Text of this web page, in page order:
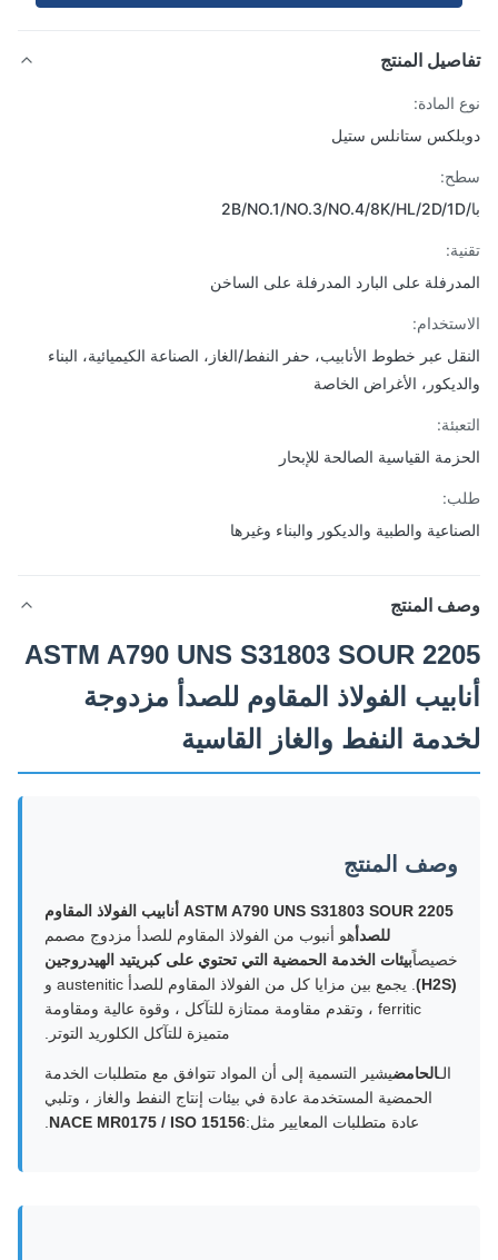
المنتج
المادة:
ستانلس ستيل
على البارد المدرفلة على الساخن
عبر خطوط الأنابيب، حفر النفط/الغاز، الصناعة الكيميائية، البناء
الأغراض الخاصة
القياسية الصالحة للإبحار
والطبية والديكور والبناء وغيرها
المنتج
ASTM A790 UNS S31803 SOUR
الفولاذ المقاوم للصدأ مزدوجة
النفط والغاز القاسية
وصف المنتج
ASTM A790 UNS S31803 SOUR 2205 أنابيب الفولاذ المقاوم
هو أنبوب من الفولاذ المقاوم للصدأ مزدوج مصمم
خصيصاًبيئات الخدمة الحمضية التي تحتوي على كبريتيد الهيدروجين
. يجمع بين مزايا كل من الفولاذ المقاوم للصدأ austenitic و
ferritic ، وتقدم مقاومة ممتازة للتآكل ، وقوة عالية ومقاومة
متميزة للتآكل الكلوريد التوتر.
الحامضيشير التسمية إلى أن المواد تتوافق مع متطلبات الخدمة
الحمضية المستخدمة عادة في بيئات إنتاج النفط والغاز ، وتلبي
عادة متطلبات المعايير مثل: NACE MR0175 / ISO 15156
.